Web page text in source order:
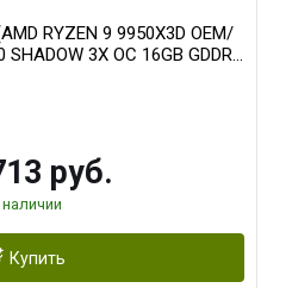
RYZEN 9 9950X3D OEM/
3X OC 16GB GDDR7
SSD)
руб.
Купить